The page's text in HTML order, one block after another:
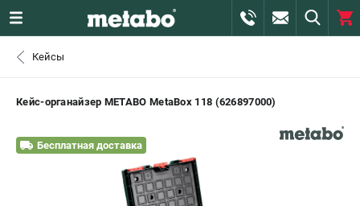
+7 (911) 360-06-14 | +7 (8112) 59-10-67
- ЗАКАЗ ЗАПЧАСТЕЙ
+7 (812) 407-39-48 - ЗАКАЗ ИЗДЕЛИЙ
САНКТ-ПЕТЕРБУРГ
0 ₽
Кейсы
Кейс-органайзер METABO MetaBox 118 (626897000)
Бесплатная доставка